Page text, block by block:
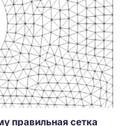
правильная сетка